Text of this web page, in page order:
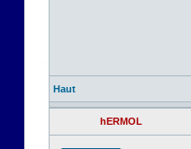
Haut
hERMOL